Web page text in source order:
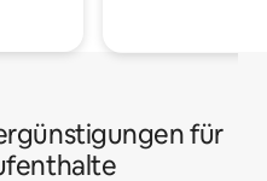
für